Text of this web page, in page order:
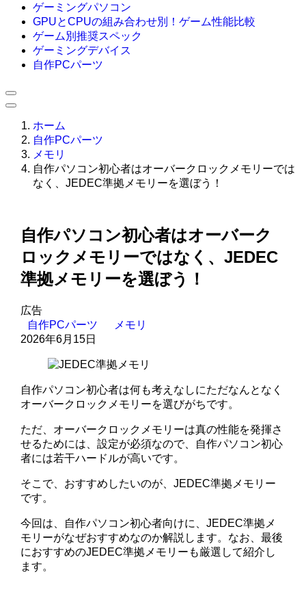
ゲーミングパソコン
GPUとCPUの組み合わせ別！ゲーム性能比較
ゲーム別推奨スペック
ゲーミングデバイス
自作PCパーツ
ホーム
自作PCパーツ
メモリ
自作パソコン初心者はオーバークロックメモリーでは
なく、JEDEC準拠メモリーを選ぼう！
自作パソコン初心者はオーバーク
ロックメモリーではなく、JEDEC
準拠メモリーを選ぼう！
広告
自作PCパーツ
メモリ
2026年6月15日
自作パソコン初心者は何も考えなしにただなんとなく
オーバークロックメモリーを選びがちです。
ただ、オーバークロックメモリーは真の性能を発揮さ
せるためには、設定が必須なので、自作パソコン初心
者には若干ハードルが高いです。
そこで、おすすめしたいのが、JEDEC準拠メモリー
です。
今回は、自作パソコン初心者向けに、JEDEC準拠メ
モリーがなぜおすすめなのか解説します。なお、最後
におすすめのJEDEC準拠メモリーも厳選して紹介し
ます。